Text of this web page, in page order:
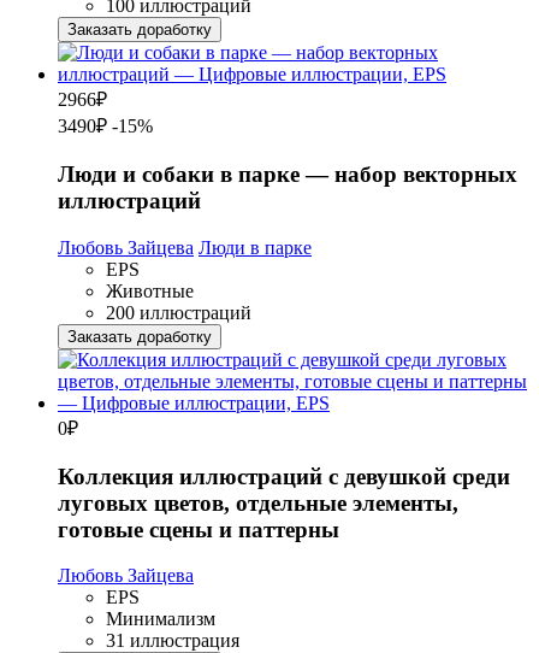
100 иллюстраций
Заказать доработку
2966₽
3490₽ -15%
Люди и собаки в парке — набор векторных
иллюстраций
Любовь Зайцева Люди в парке
EPS
Животные
200 иллюстраций
Заказать доработку
0₽
Коллекция иллюстраций с девушкой среди
луговых цветов, отдельные элементы,
готовые сцены и паттерны
Любовь Зайцева
EPS
Минимализм
31 иллюстрация